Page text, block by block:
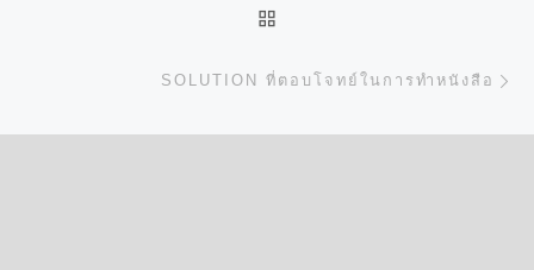
SOLUTION ที่ตอบโจทย์ในการทำหนังสือ